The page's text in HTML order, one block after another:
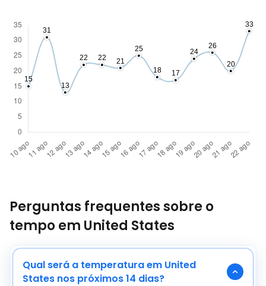
Perguntas frequentes sobre o
tempo em United States
Qual será a temperatura em United
States nos próximos 14 dias?